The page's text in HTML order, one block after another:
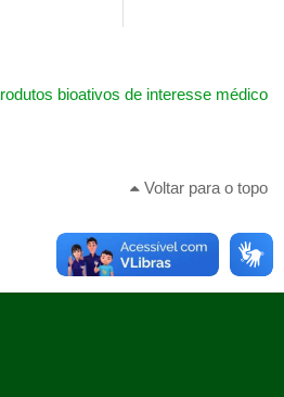
bioativos de interesse médico
Voltar para o topo